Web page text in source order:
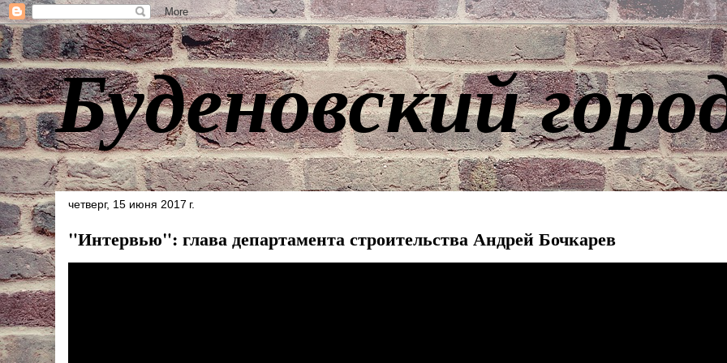
Буденовский
четверг, 15 июня 2017 г.
"Интервью": глава департамента строительства Андрей Бочкарев